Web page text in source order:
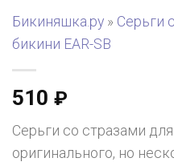
Бикиняшка.ру » Серьги
бикини EAR-SB
510 ₽
Серьги со стразами
оригинального, но